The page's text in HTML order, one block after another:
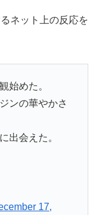
ネット上の反応を
始めた。
ンの華やかさ
出会えた。
17,